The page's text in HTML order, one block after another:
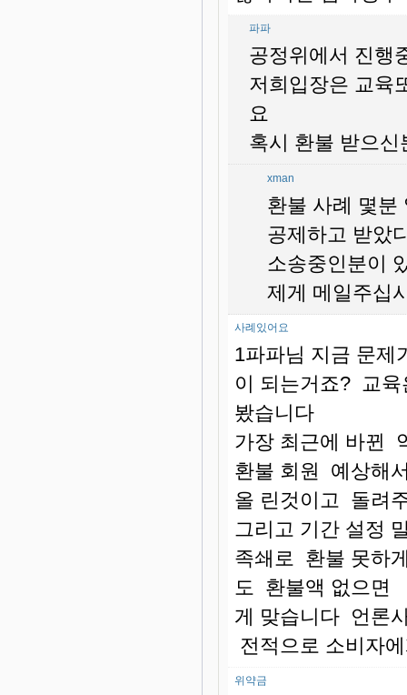
파파
공정위에서 진행
저희입장은 교육
요
혹시 환불 받으
xman
환불 사례 몇분
공제하고 받았
소송중인분이
제게 메일주십
사례있어요
1파파님 지금 문제
이 되는거죠? 교육
봤습니다
가장 최근에 바뀐
환불 회원 예상해
올 린것이고 돌려
그리고 기간 설정
족쇄로 환불 못하
도 환불액 없으면
게 맞습니다 언론
전적으로 소비자
위약금